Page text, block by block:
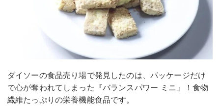
ダイソーの食品売り場で発見したのは、パッケージだけ
で心が奪われてしまった『バランスパワー ミニ』！食物
繊維たっぷりの栄養機能食品です。